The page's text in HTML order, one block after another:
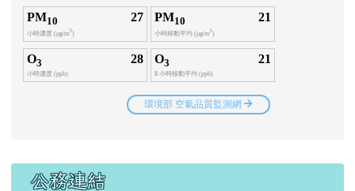
右邊區域內容
公務連結